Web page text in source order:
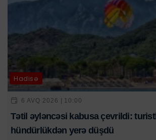
Hadisə
6 AVQ 2026 | 10:00
Tətil əyləncəsi kabusa çevrildi:
hündürlükdən yerə düşdü